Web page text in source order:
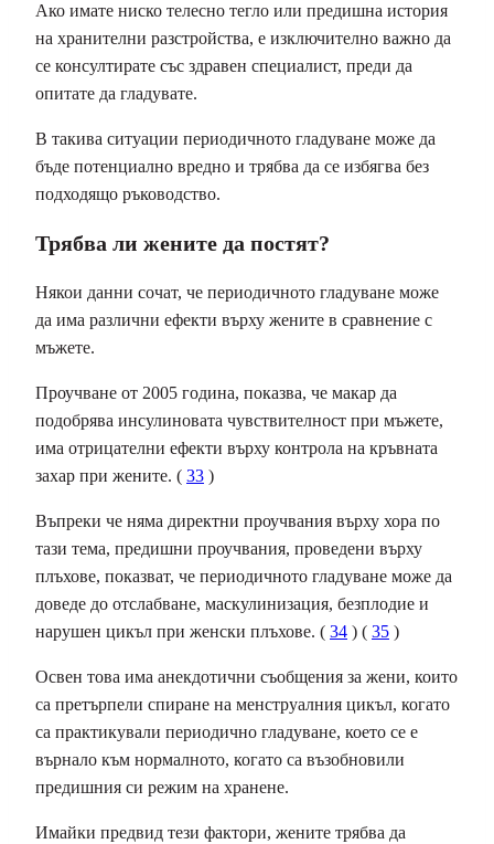
Ако имате ниско телесно тегло или предишна история
на хранителни разстройства, е изключително важно да
се консултирате със здравен специалист, преди да
опитате да гладувате.
В такива ситуации периодичното гладуване може да
бъде потенциално вредно и трябва да се избягва без
подходящо ръководство.
Трябва ли жените да постят?
Някои данни сочат, че периодичното гладуване може
да има различни ефекти върху жените в сравнение с
мъжете.
Проучване от 2005 година, показва, че макар да
подобрява инсулиновата чувствителност при мъжете,
има отрицателни ефекти върху контрола на кръвната
захар при жените. ( 33 )
Въпреки че няма директни проучвания върху хора по
тази тема, предишни проучвания, проведени върху
плъхове, показват, че периодичното гладуване може да
доведе до отслабване, маскулинизация, безплодие и
нарушен цикъл при женски плъхове. ( 34 ) ( 35 )
Освен това има анекдотични съобщения за жени, които
са претърпели спиране на менструалния цикъл, когато
са практикували периодично гладуване, което се е
върнало към нормалното, когато са възобновили
предишния си режим на хранене.
Имайки предвид тези фактори, жените трябва да